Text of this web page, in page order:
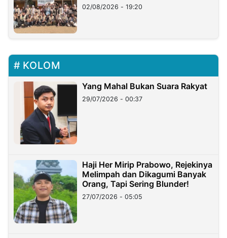
02/08/2026 - 19:20
KOLOM
Yang Mahal Bukan Suara Rakyat
29/07/2026 - 00:37
Haji Her Mirip Prabowo, Rejekinya
Melimpah dan Dikagumi Banyak
Orang, Tapi Sering Blunder!
27/07/2026 - 05:05